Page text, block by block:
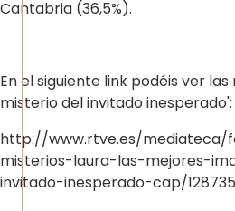
Cantabria (36,5%).
En el siguiente link podéis ver
misterio del invitado inesperado':
http://www.rtve.es/mediateca/
misterios-laura-las-mejores-
invitado-inesperado-cap/